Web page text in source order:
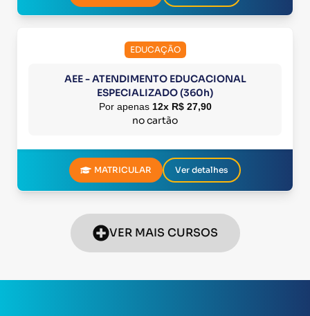
EDUCAÇÃO
AEE - ATENDIMENTO EDUCACIONAL
ESPECIALIZADO (360h)
Por apenas 12x R$ 27,90
no cartão
MATRICULAR Ver detalhes
VER MAIS CURSOS